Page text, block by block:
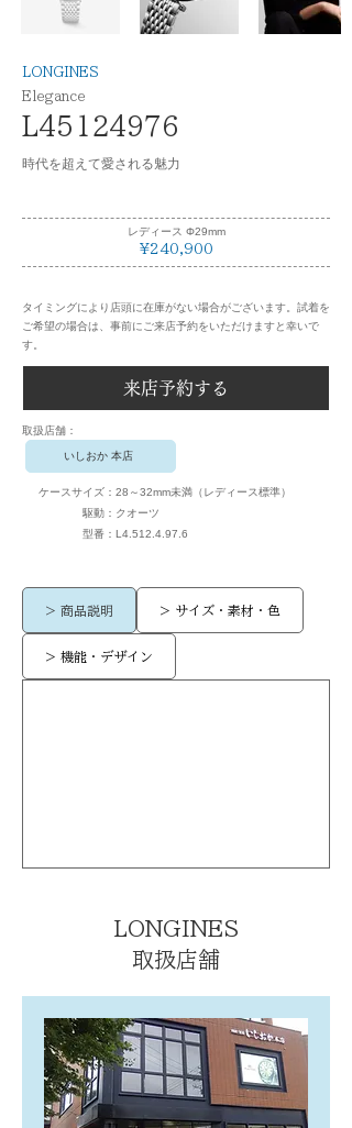
LONGINES
Elegance
L45124976
時代を超えて愛される魅力
レディース Φ29mm
¥240,900
タイミングにより店頭に在庫がない場合がございます。試着を
ご希望の場合は、事前にご来店予約をいただけますと幸いで
す。
来店予約する
​取扱店舗：
いしおか 本店
ケースサイズ： 28～32mm未満（レディース標準）
駆動： クオーツ
​型番： L4.512.4.97.6
> 商品説明 > サイズ・素材・色
> 機能・デザイン
LONGINES
取扱店舗